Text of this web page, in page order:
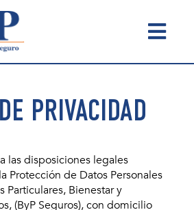
PRIVACIDAD
las disposiciones legales
Protección de Datos Personales
Particulares, Bienestar y
(ByP Seguros), con domicilio